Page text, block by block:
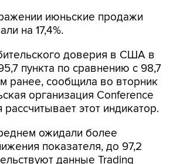
июньские продажи
на 17,4%.
доверия в США в
пункта по сравнению с 98,7
ранее, сообщила во вторник
организация Conference
рассчитывает этот индикатор.
ожидали более
показателя, до 97,2
данные Trading